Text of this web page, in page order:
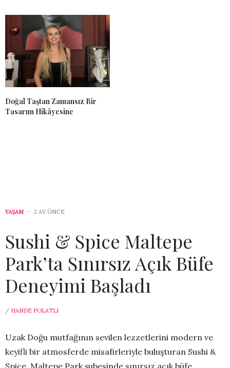
Doğal Taştan Zamansız Bir
Tasarım Hikâyesine
YAŞAM 2 AY ÖNCE
Sushi & Spice Maltepe
Park’ta Sınırsız Açık Büfe
Deneyimi Başladı
/ HANDE POLATLI
Uzak Doğu mutfağının sevilen lezzetlerini modern ve
keyifli bir atmosferde misafirleriyle buluşturan Sushi &